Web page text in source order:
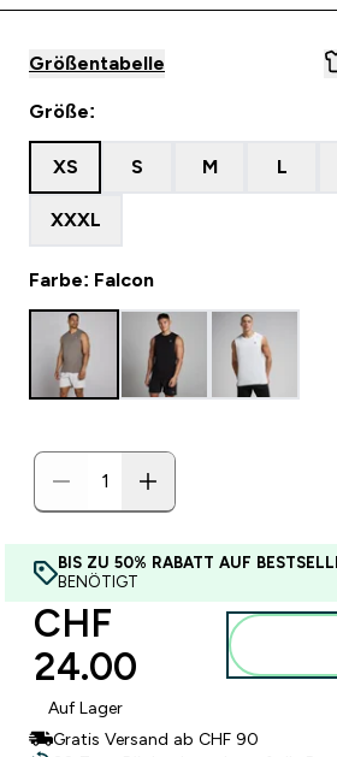
Größentabelle
Größe:
XS S M L
XXXL
Farbe: Falcon
BIS ZU 50% RABATT AUF
BENÖTIGT
CHF
24.00‎
Auf Lager
Gratis Versand ab CHF 90